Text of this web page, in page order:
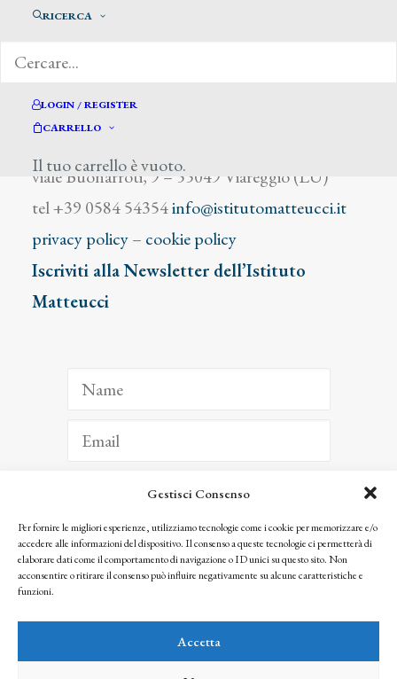
Gestisci Consenso
Per fornire le migliori esperienze, utilizziamo tecnologie come i cookie per memorizzare e/o
accedere alle informazioni del dispositivo. Il consenso a queste tecnologie ci permetterà di
elaborare dati come il comportamento di navigazione o ID unici su questo sito. Non
acconsentire o ritirare il consenso può influire negativamente su alcune caratteristiche e
funzioni.
Accetta
RICERCA
LOGIN / REGISTER
CARRELLO
Il tuo carrello è vuoto.
viale Buonarroti, 9 – 55049 Viareggio (LU)
tel +39 0584 54354info@istitutomatteucci.it
privacy policy– cookie policy
Iscriviti alla Newsletter dell’Istituto
Matteucci
ISCRIVITI
Facendo clic per iscriverti, riconosci che le tue informazioni saranno trattate
seguendo la nostra Privacy Policy
© 2025 Istituto Matteucci. All right reserved
l’autorizzazione scritta dei proprietari dei diritti e dell’Istituto Matteucci